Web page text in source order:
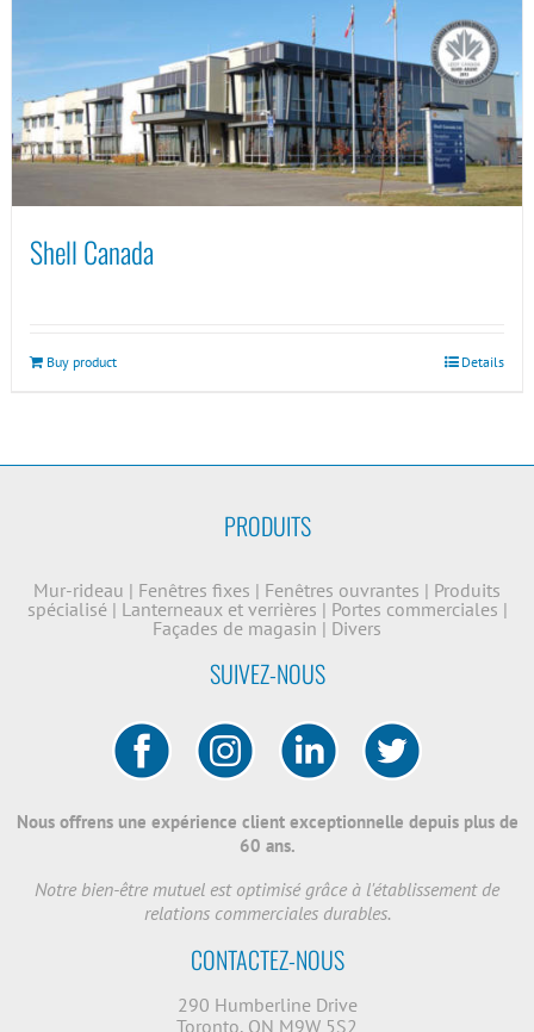
Shell Canada
Buy product Details
PRODUITS
Mur-rideau | Fenêtres fixes | Fenêtres ouvrantes | Produits
spécialisé | Lanterneaux et verrières | Portes commerciales |
Façades de magasin | Divers
SUIVEZ-NOUS
Nous offrens une expérience client exceptionnelle depuis plus de
60 ans.
Notre bien-être mutuel est optimisé grâce à l'établissement de
relations commerciales durables.
CONTACTEZ-NOUS
290 Humberline Drive
Toronto, ON M9W 5S2